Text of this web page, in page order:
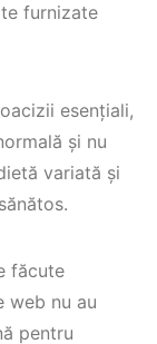
furnizate
esențiali,
și nu
variată și
făcute
web nu au
pentru